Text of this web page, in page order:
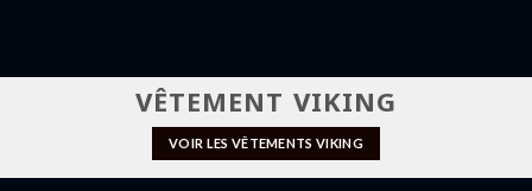
VÊTEMENT VIKING
VOIR LES VÊTEMENTS VIKING